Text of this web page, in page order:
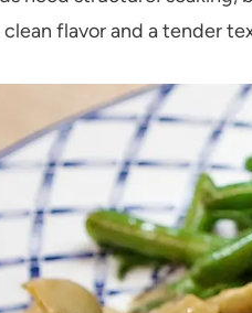
flavor and a tender